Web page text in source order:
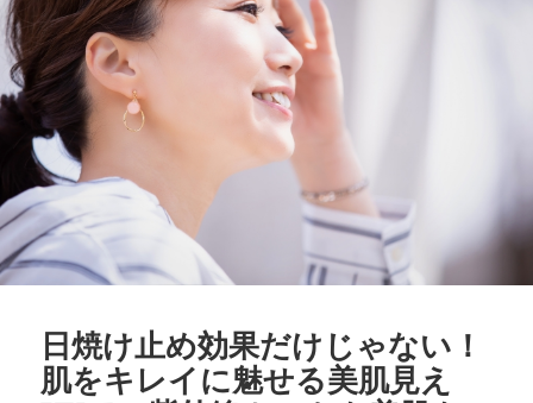
日焼け止め効果だけじゃない！
肌をキレイに魅せる美肌見え